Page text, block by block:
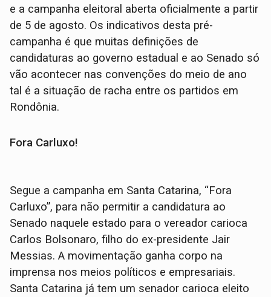
e a campanha eleitoral aberta oficialmente a partir
de 5 de agosto. Os indicativos desta pré-
campanha é que muitas definições de
candidaturas ao governo estadual e ao Senado só
vão acontecer nas convenções do meio de ano
tal é a situação de racha entre os partidos em
Rondônia.
Fora Carluxo!
Segue a campanha em Santa Catarina, “Fora
Carluxo”, para não permitir a candidatura ao
Senado naquele estado para o vereador carioca
Carlos Bolsonaro, filho do ex-presidente Jair
Messias. A movimentação ganha corpo na
imprensa nos meios políticos e empresariais.
Santa Catarina já tem um senador carioca eleito